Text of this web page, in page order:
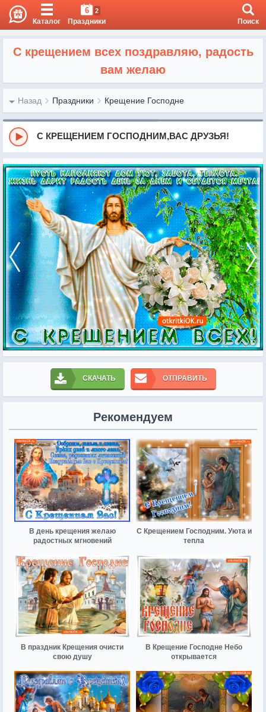
Каталог
6 2
Праздники Поиск
С крещением всех поздравляю, радость
вам желаю
Назад Праздники Крещение Господне
С КРЕЩЕНИЕМ ГОСПОДНИМ,ВАС ДРУЗЬЯ!
СКАЧАТЬ ОТПРАВИТЬ
Рекомендуем
В день крещения желаю
радостных мгновений
С Крещением Господним. Уюта и
тепла
В праздник Крещения очисти
свою душу
В Крещение Господне Небо
открывается